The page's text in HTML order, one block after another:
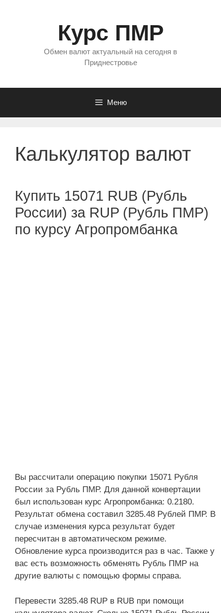
Курс ПМР
Обмен валют актуальный на сегодня в
Приднестровье
Меню
Калькулятор валют
Купить 15071 RUB (Рубль
России) за RUP (Рубль ПМР)
по курсу Агропромбанка
Вы рассчитали операцию покупки 15071 Рубля
России за Рубль ПМР. Для данной конвертации
был использован курс Агропромбанка: 0.2180.
Результат обмена составил 3285.48 Рублей ПМР. В
случае изменения курса результат будет
пересчитан в автоматическом режиме.
Обновление курса производится раз в час. Также у
вас есть возможность обменять Рубль ПМР на
другие валюты с помощью формы справа.
Перевести 3285.48 RUP в RUB при помощи